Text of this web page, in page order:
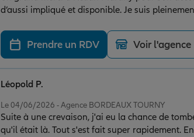
d’aussi impliqué et disponible. Je suis
Prendre un RDV Voir l'agence
Le 04/06/2026 - Agence BORDEAUX TOURNY
Suite à une crevaison, j'ai eu la chance de
qu'il était là. Tout s'est fait super rapidement.
Léopold P.